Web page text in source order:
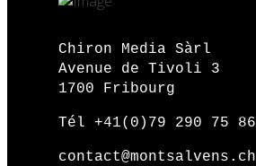
Chiron Media Sàrl
Avenue de Tivoli 3
1700 Fribourg
Tél +41(0)79 290 75 86
contact@montsalvens.ch